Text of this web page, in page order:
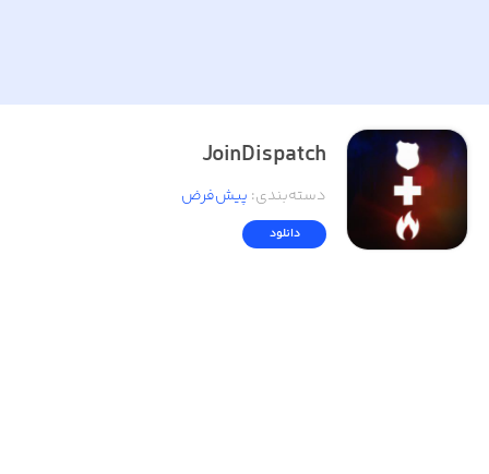
JoinDispatch
دسته‌بندی: پیش‌فرض
دانلود